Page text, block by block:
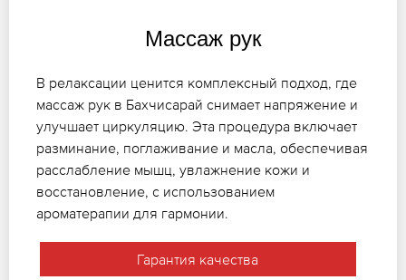
Массаж рук
В релаксации ценится комплексный подход, где
массаж рук в Бахчисарай снимает напряжение и
улучшает циркуляцию. Эта процедура включает
разминание, поглаживание и масла, обеспечивая
расслабление мышц, увлажнение кожи и
восстановление, с использованием
ароматерапии для гармонии.
Гарантия качества